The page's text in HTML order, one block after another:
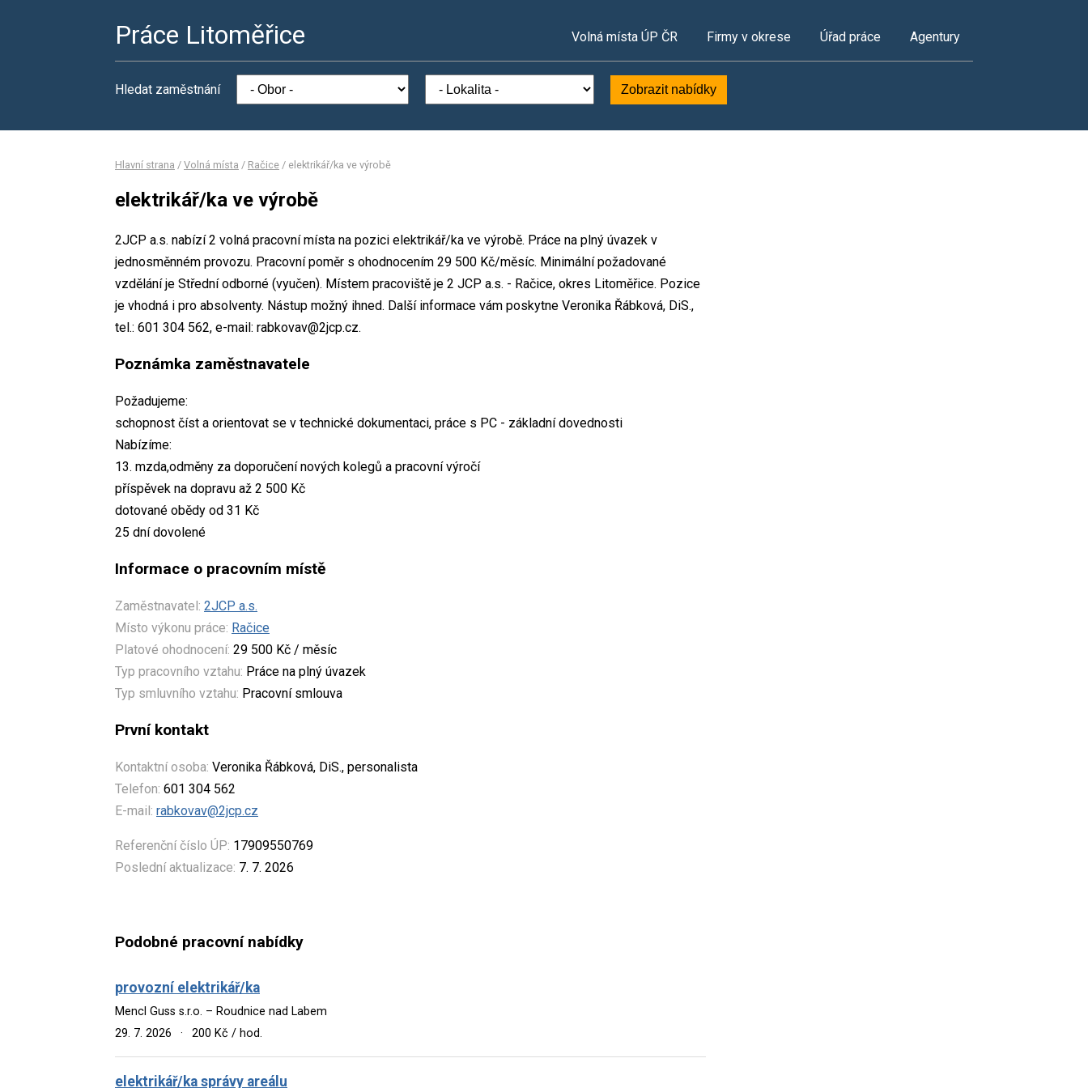
Práce Litoměřice Volná místa ÚP ČR Firmy v okrese Úřad práce Agentury
Hledat zaměstnání Zobrazit nabídky
Hlavní strana / Volná místa / Račice / elektrikář/ka ve výrobě
elektrikář/ka ve výrobě
2JCP a.s. nabízí 2 volná pracovní místa na pozici elektrikář/ka ve výrobě. Práce na plný úvazek v
jednosměnném provozu. Pracovní poměr s ohodnocením 29 500 Kč/měsíc. Minimální požadované
vzdělání je Střední odborné (vyučen). Místem pracoviště je 2 JCP a.s. - Račice, okres Litoměřice. Pozice
je vhodná i pro absolventy. Nástup možný ihned. Další informace vám poskytne Veronika Řábková, DiS.,
tel.: 601 304 562, e-mail: rabkovav@2jcp.cz.
Poznámka zaměstnavatele
Požadujeme:
schopnost číst a orientovat se v technické dokumentaci, práce s PC - základní dovednosti
Nabízíme:
13. mzda,odměny za doporučení nových kolegů a pracovní výročí
příspěvek na dopravu až 2 500 Kč
dotované obědy od 31 Kč
25 dní dovolené
Informace o pracovním místě
Zaměstnavatel: 2JCP a.s.
Místo výkonu práce: Račice
Platové ohodnocení: 29 500 Kč / měsíc
Typ pracovního vztahu: Práce na plný úvazek
Typ smluvního vztahu: Pracovní smlouva
První kontakt
Kontaktní osoba: Veronika Řábková, DiS., personalista
Telefon: 601 304 562
E-mail: rabkovav@2jcp.cz
Referenční číslo ÚP: 17909550769
Poslední aktualizace: 7. 7. 2026
Podobné pracovní nabídky
provozní elektrikář/ka
Mencl Guss s.r.o. – Roudnice nad Labem
29. 7. 2026
· 200 Kč / hod.
elektrikář/ka správy areálu